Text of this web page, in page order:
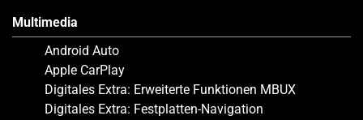
Multimedia
Android Auto
Apple CarPlay
Digitales Extra: Erweiterte Funktionen MBUX
Digitales Extra: Festplatten-Navigation